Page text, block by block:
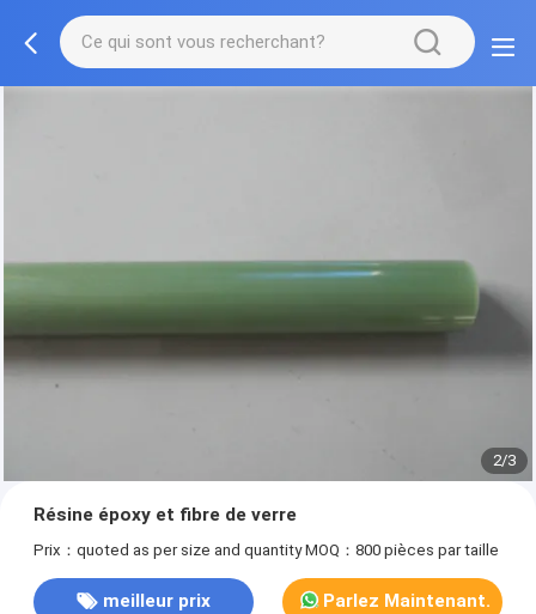
2/3
Résine époxy et fibre de verre
Prix：quoted as per size and quantity MOQ：800 pièces par taille
meilleur prix Parlez Maintenant.